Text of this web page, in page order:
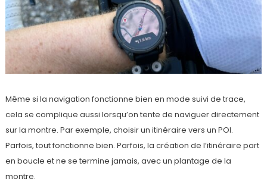
Même si la navigation fonctionne bien en mode suivi de trace,
cela se complique aussi lorsqu’on tente de naviguer directement
sur la montre. Par exemple, choisir un itinéraire vers un POI.
Parfois, tout fonctionne bien. Parfois, la création de l’itinéraire part
en boucle et ne se termine jamais, avec un plantage de la
montre.